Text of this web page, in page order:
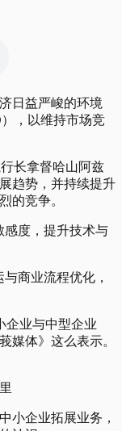
日益严峻的环境
，以维持市场竞
长拿督哈山阿兹
趋势，并持续提升
的竞争。
感度，提升技术与
商业流程优化，
企业与中型企业
媒体》这么表示。
小企业拓展业务，